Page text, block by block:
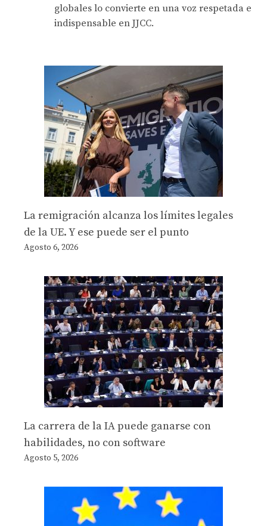
globales lo convierte en una voz respetada e
indispensable en JJCC.
La remigración alcanza los límites legales
de la UE. Y ese puede ser el punto
Agosto 6, 2026
La carrera de la IA puede ganarse con
habilidades, no con software
Agosto 5, 2026